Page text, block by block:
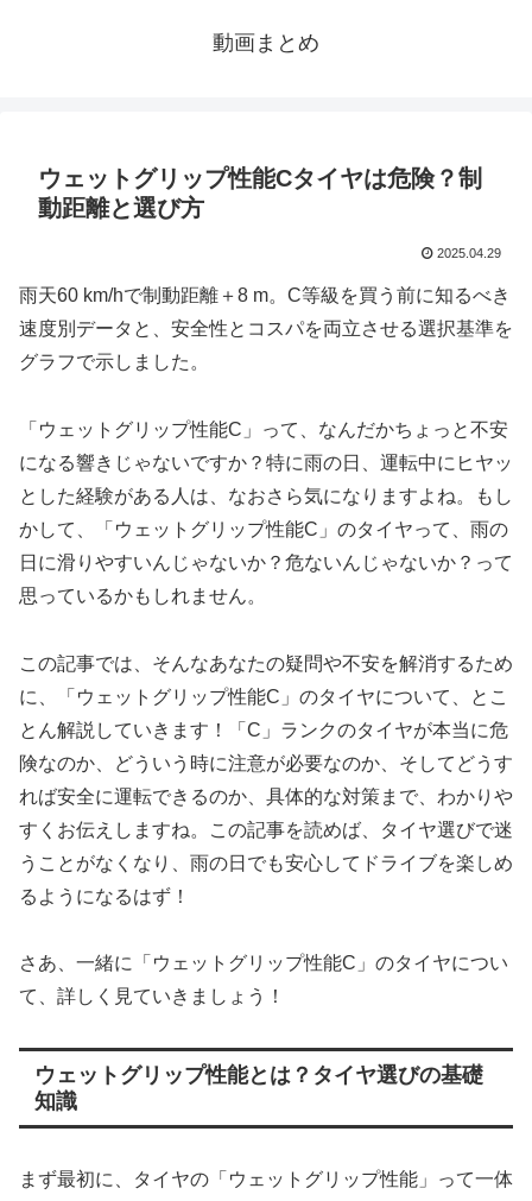
動画まとめ
ウェットグリップ性能Cタイヤは危険？制
動距離と選び方
2025.04.29
雨天60 km/hで制動距離＋8 m。C等級を買う前に知るべき
速度別データと、安全性とコスパを両立させる選択基準を
グラフで示しました。
「ウェットグリップ性能C」って、なんだかちょっと不安
になる響きじゃないですか？特に雨の日、運転中にヒヤッ
とした経験がある人は、なおさら気になりますよね。もし
かして、「ウェットグリップ性能C」のタイヤって、雨の
日に滑りやすいんじゃないか？危ないんじゃないか？って
思っているかもしれません。
この記事では、そんなあなたの疑問や不安を解消するため
に、「ウェットグリップ性能C」のタイヤについて、とこ
とん解説していきます！「C」ランクのタイヤが本当に危
険なのか、どういう時に注意が必要なのか、そしてどうす
れば安全に運転できるのか、具体的な対策まで、わかりや
すくお伝えしますね。この記事を読めば、タイヤ選びで迷
うことがなくなり、雨の日でも安心してドライブを楽しめ
るようになるはず！
さあ、一緒に「ウェットグリップ性能C」のタイヤについ
て、詳しく見ていきましょう！
ウェットグリップ性能とは？タイヤ選びの基礎
知識
まず最初に、タイヤの「ウェットグリップ性能」って一体